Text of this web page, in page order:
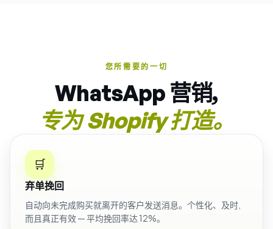
您所需要的一切
WhatsApp 营销,
专为 Shopify 打造。
🛒
弃单挽回
自动向未完成购买就离开的客户发送消息。个性化、及时,
而且真正有效 — 平均挽回率达 12%。